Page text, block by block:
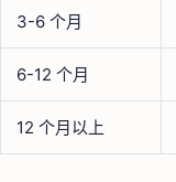
3-6 个月
6-12 个月
12 个月以上